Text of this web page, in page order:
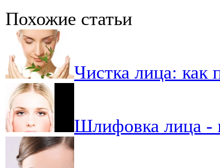
Похожие статьи
Чистка лица: как
Шлифовка лица -